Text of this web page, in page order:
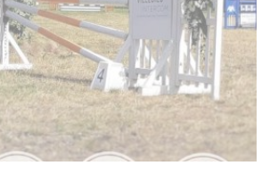
Panneau de gestion des cookies